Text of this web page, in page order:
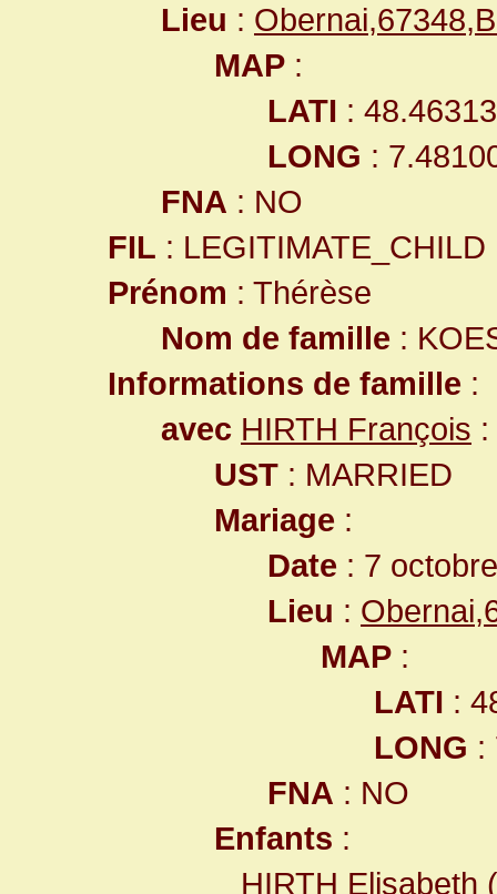
Lieu :
MAP :
LATI :
LONG :
FNA : NO
FIL : LEGITIMATE_CHILD
Prénom : Thérèse
Nom de famille :
Informations de famille :
avec HIRTH François :
UST : MARRIED
Mariage :
Date : 7
Lieu :
MAP :
LATI :
LONG :
FNA : NO
Enfants :
HIRTH Elisabeth